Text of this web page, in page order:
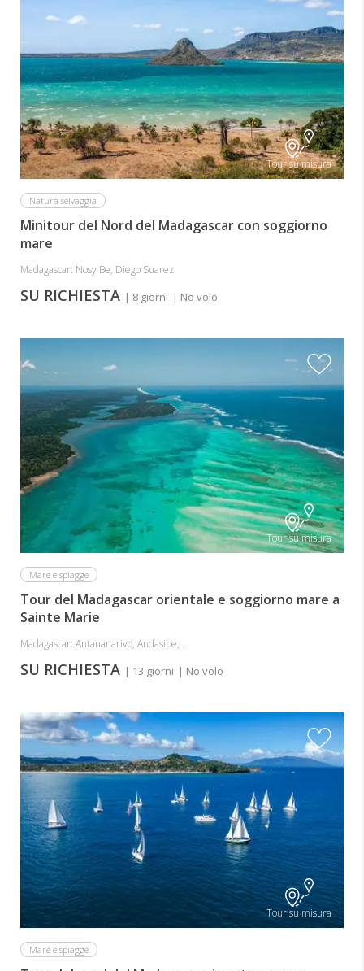
Tour su misura
Natura selvaggia
Minitour del Nord del Madagascar con soggiorno
mare
Madagascar: Nosy Be, Diego Suarez
SU RICHIESTA | 8 giorni | No volo
Tour su misura
Mare e spiagge
Tour del Madagascar orientale e soggiorno mare a
Sainte Marie
Madagascar: Antananarivo, Andasibe, ...
SU RICHIESTA | 13 giorni | No volo
Tour su misura
Mare e spiagge